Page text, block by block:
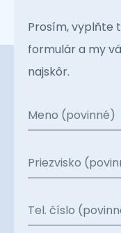
Prosím, vyplňte
formulár a my
najskôr.
Meno (povinné)
Priezvisko
Tel. číslo